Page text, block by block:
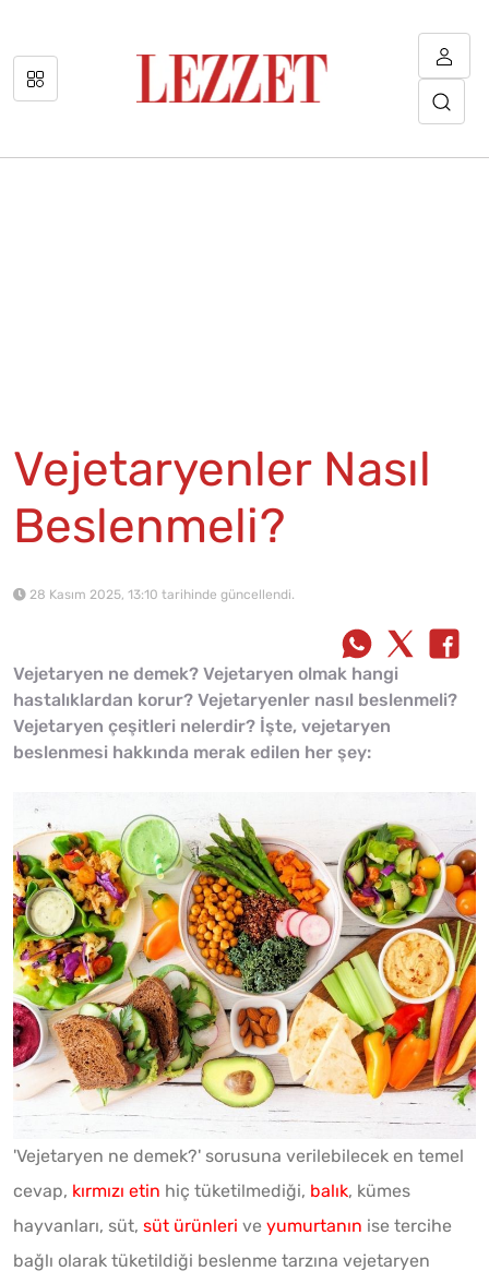
Vejetaryenler Nasıl
Beslenmeli?
28 Kasım 2025, 13:10 tarihinde güncellendi.
Vejetaryen ne demek? Vejetaryen olmak hangi
hastalıklardan korur? Vejetaryenler nasıl beslenmeli?
Vejetaryen çeşitleri nelerdir? İşte, vejetaryen
beslenmesi hakkında merak edilen her şey:
'Vejetaryen ne demek?' sorusuna verilebilecek en temel
cevap, kırmızı etin hiç tüketilmediği, balık, kümes
hayvanları, süt, süt ürünleri ve yumurtanın ise tercihe
bağlı olarak tüketildiği beslenme tarzına vejetaryen